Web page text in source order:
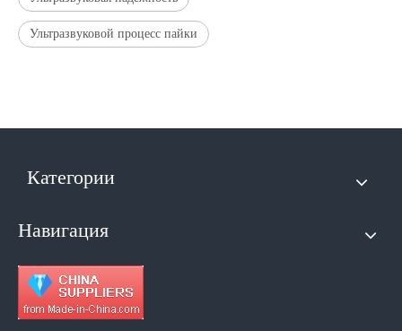
Ультразвуковой процесс пайки
Категории
Навигация